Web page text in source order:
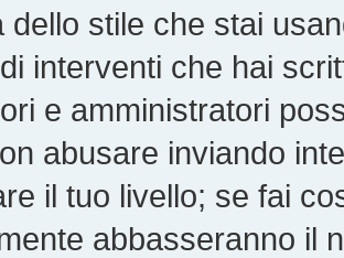
dello stile che stai
interventi che hai
e amministratori
abusare inviando
il tuo livello; se fai
abbasseranno il